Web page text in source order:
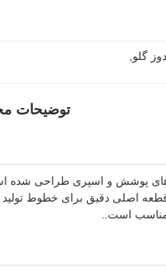
گلو
توضیحات
پوشش و اسپری طراحی شده
قطعه اصلی دقیق برای خطوط
است..